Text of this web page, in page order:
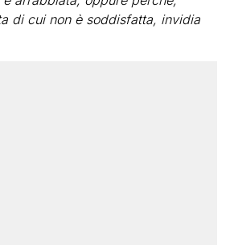
di cui non è soddisfatta, invidia